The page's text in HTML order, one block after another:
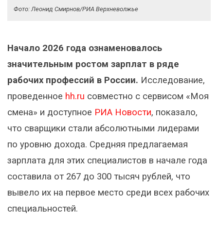
Фото: Леонид Смирнов/РИА Верхневолжье
Начало 2026 года ознаменовалось
значительным ростом зарплат в ряде
рабочих профессий в России. Исследование,
проведенное hh.ru совместно с сервисом «Моя
смена» и доступное РИА Новости, показало,
что сварщики стали абсолютными лидерами
по уровню дохода. Средняя предлагаемая
зарплата для этих специалистов в начале года
составила от 267 до 300 тысяч рублей, что
вывело их на первое место среди всех рабочих
специальностей.